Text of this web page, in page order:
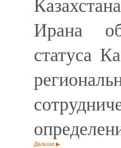
Ирана
статуса
Дальше